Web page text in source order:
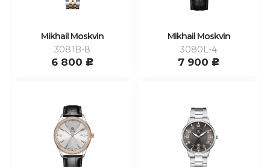
Mikhail Moskvin
3081B-8
6 800 c
Mikhail Moskvin
3080L-4
7 900 c